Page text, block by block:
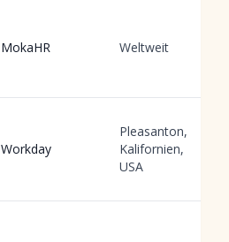
MokaHR Weltweit
Workday
Pleasanton,
Kalifornien,
USA